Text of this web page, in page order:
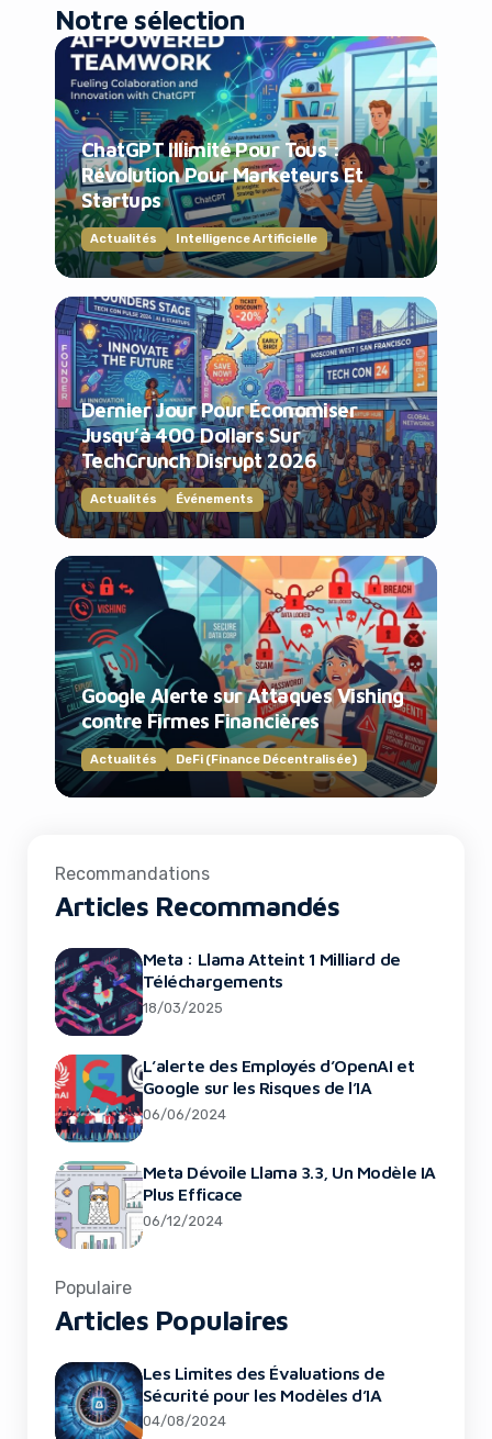
Notre sélection
ChatGPT Illimité Pour Tous :
Révolution Pour Marketeurs Et
Startups
Actualités Intelligence Artificielle
Dernier Jour Pour Économiser
Jusqu’à 400 Dollars Sur
TechCrunch Disrupt 2026
Actualités Événements
Google Alerte sur Attaques Vishing
contre Firmes Financières
Actualités DeFi (Finance Décentralisée)
Recommandations
Articles Recommandés
Meta : Llama Atteint 1 Milliard de
Téléchargements
18/03/2025
L’alerte des Employés d’OpenAI et
Google sur les Risques de l’IA
06/06/2024
Meta Dévoile Llama 3.3, Un Modèle IA
Plus Efficace
06/12/2024
Populaire
Articles Populaires
Les Limites des Évaluations de
Sécurité pour les Modèles d’IA
04/08/2024
Robinhood Acquiert Bitstamp : Une Étape
Majeure Dans La Crypto